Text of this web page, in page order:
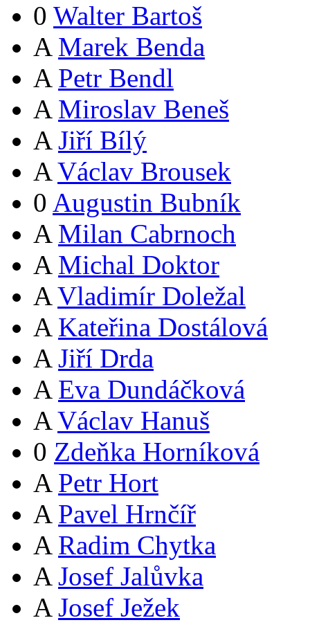
0 Walter Bartoš
A Marek Benda
A Petr Bendl
A Miroslav Beneš
A Jiří Bílý
A Václav Brousek
0 Augustin Bubník
A Milan Cabrnoch
A Michal Doktor
A Vladimír Doležal
A Kateřina Dostálová
A Jiří Drda
A Eva Dundáčková
A Václav Hanuš
0 Zdeňka Horníková
A Petr Hort
A Pavel Hrnčíř
A Radim Chytka
A Josef Jalůvka
A Josef Ježek